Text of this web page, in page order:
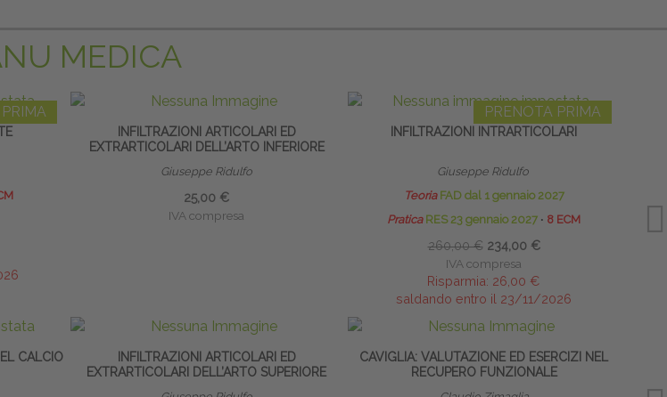
MEDICA
INFILTRAZIONI ARTICOLARI ED
EXTRARTICOLARI DELL’ARTO INFERIORE
Giuseppe Ridulfo
25,00 €
IVA compresa
PRENOTA PRIMA
INFILTRAZIONI INTRARTICOLARI
Giuseppe Ridulfo
Teoria FAD dal 1 gennaio 2027
PraticaRES 23 gennaio 2027 ∙ 8 ECM
260,00 € 234,00 €
IVA compresa
Risparmia: 26,00 €
saldando entro il 23/11/2026
CALCIO
INFILTRAZIONI ARTICOLARI ED
EXTRARTICOLARI DELL’ARTO SUPERIORE
CAVIGLIA: VALUTAZIONE ED ESERCIZI NEL
RECUPERO FUNZIONALE